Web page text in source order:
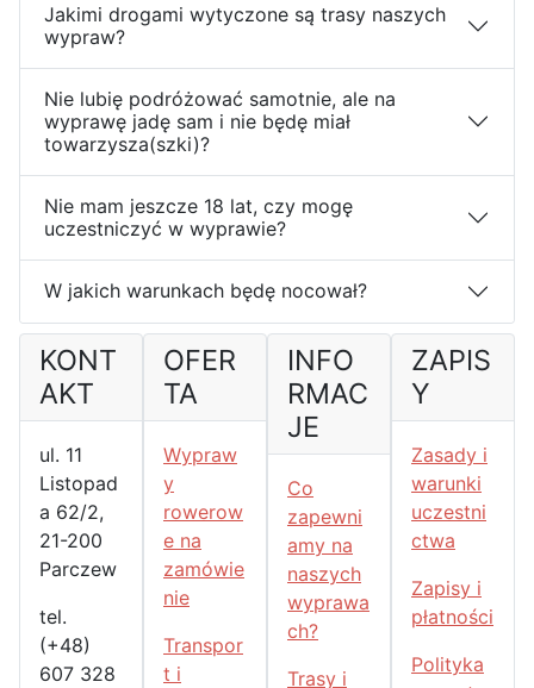
Jakimi drogami wytyczone są trasy naszych
wypraw?
Nie lubię podróżować samotnie, ale na
wyprawę jadę sam i nie będę miał
towarzysza(szki)?
Nie mam jeszcze 18 lat, czy mogę
uczestniczyć w wyprawie?
W jakich warunkach będę nocował?
KONT
AKT
ul. 11
Listopad
a 62/2,
21-200
Parczew
tel.
(+48)
607 328
OFER
TA
Wypraw
y
rowerow
e na
zamówie
nie
Transpor
t i
INFO
RMAC
JE
Co
zapewni
amy na
naszych
wyprawa
ch?
Trasy i
ZAPIS
Y
Zasady i
warunki
uczestni
ctwa
Zapisy i
płatności
Polityka